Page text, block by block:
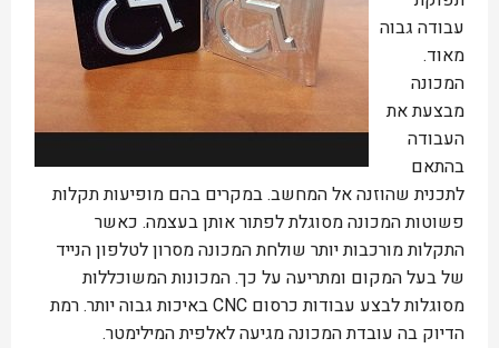
עבודה גבוה
מאוד.
המכונה
מבצעת את
העבודה
בהתאם
לתכנית שהוזנה אל המחשב. במקרים בהם מופיעות תקלות
פשוטות המכונה מסוגלת לפתור אותן בעצמה. כאשר
התקלות מורכבות יותר שולחת המכונה מסרון לטלפון הנייד
של בעל המקום ומתריעה על כך. המכונות המשוכללות
מסוגלות לבצע עבודות כרסום CNC באיכות גבוה יותר. רמת
הדיוק בה עובדת המכונה מגיעה לאלפית המילימטר.